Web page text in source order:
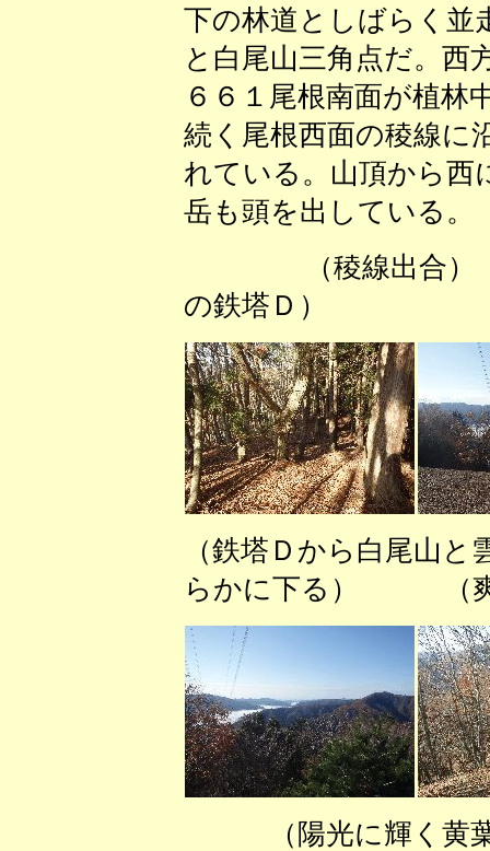
下の林道としばらく並
と白尾山三角点だ。西
６６１尾根南面が植林
続く尾根西面の稜線に
れている。山頂から西
岳も頭を出している。
（稜線出
の鉄塔Ｄ） （
（鉄塔Ｄから白尾山
らかに下る） （爽
（陽光に輝